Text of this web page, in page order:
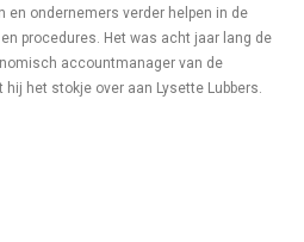
en ondernemers verder helpen in de
procedures. Het was acht jaar lang de
accountmanager van de
het stokje over aan Lysette Lubbers.